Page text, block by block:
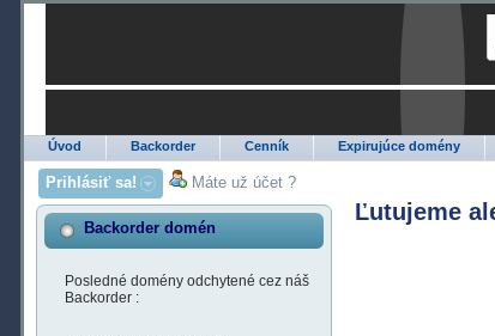
Úvod Backorder Cenník Expirujúce domény
Prihlásiť sa! Máte už účet ?
Backorder domén
Posledné domény odchytené cez náš
Backorder :
Ľutujeme